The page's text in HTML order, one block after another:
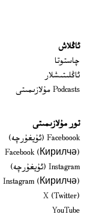
ئاڭلاش
چاستوتا
ئاڭلىتىشلار
Podcasts مۇلازىمىتى
تور مۇلازىمىتى
Faceboook (ئۇيغۇرچە)
Facebook (Кирилчә)
Instagram (ئۇيغۇرچە)
Instagram (Кирилчә)
X (Twitter)
YouTube